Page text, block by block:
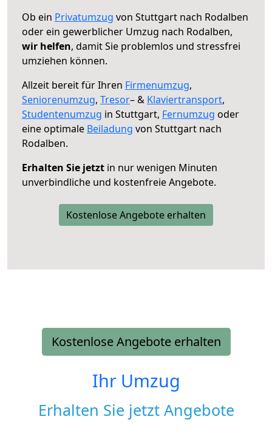
Ob ein Privatumzug von Stuttgart nach Rodalben
oder ein gewerblicher Umzug nach Rodalben,
wir helfen, damit Sie problemlos und stressfrei
umziehen können.
Allzeit bereit für Ihren Firmenumzug,
Seniorenumzug, Tresor– & Klaviertransport,
Studentenumzug in Stuttgart, Fernumzug oder
eine optimale Beiladung von Stuttgart nach
Rodalben.
Erhalten Sie jetzt in nur wenigen Minuten
unverbindliche und kostenfreie Angebote.
Kostenlose Angebote erhalten
Kostenlose Angebote erhalten
Ihr Umzug
Erhalten Sie jetzt Angebote